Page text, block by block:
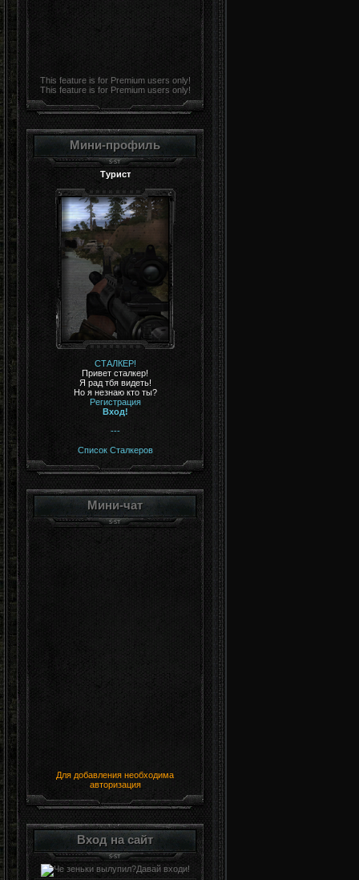
This feature is for Premium users only!
This feature is for Premium users only!
Мини-профиль
Турист
СТАЛКЕР!
Привет сталкер!
Я рад тбя видеть!
Но я незнаю кто ты?
Регистрация
Вход!
---
Список Сталкеров
Мини-чат
Для добавления необходима
авторизация
Вход на сайт